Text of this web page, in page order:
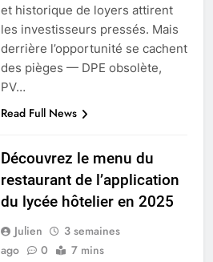
et historique de loyers attirent
les investisseurs pressés. Mais
derrière l’opportunité se cachent
des pièges — DPE obsolète,
PV…
Read Full News
Découvrez le menu du
restaurant de l’application
du lycée hôtelier en 2025
Julien
3 semaines
ago
0 7 mins